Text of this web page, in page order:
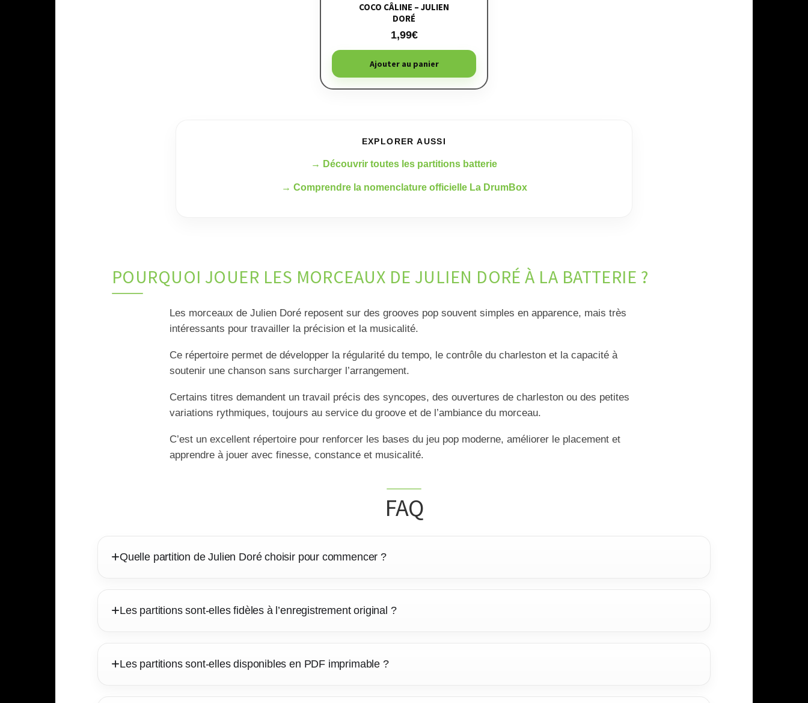
COCO CÂLINE – JULIEN
DORÉ
1,99€
Ajouter au panier
EXPLORER AUSSI
→ Découvrir toutes les partitions batterie
→ Comprendre la nomenclature officielle La DrumBox
POURQUOI JOUER LES MORCEAUX DE JULIEN DORÉ À LA BATTERIE ?
Les morceaux de Julien Doré reposent sur des grooves pop souvent simples en apparence, mais très
intéressants pour travailler la précision et la musicalité.
Ce répertoire permet de développer la régularité du tempo, le contrôle du charleston et la capacité à
soutenir une chanson sans surcharger l’arrangement.
Certains titres demandent un travail précis des syncopes, des ouvertures de charleston ou des petites
variations rythmiques, toujours au service du groove et de l’ambiance du morceau.
C’est un excellent répertoire pour renforcer les bases du jeu pop moderne, améliorer le placement et
apprendre à jouer avec finesse, constance et musicalité.
FAQ
Quelle partition de Julien Doré choisir pour commencer ?
Les partitions sont-elles fidèles à l’enregistrement original ?
Les partitions sont-elles disponibles en PDF imprimable ?